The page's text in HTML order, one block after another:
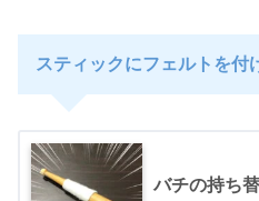
スティックにフェルトを付
バチの持ち